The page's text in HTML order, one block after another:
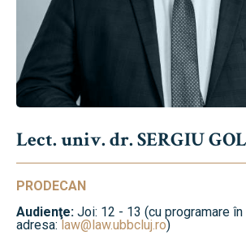
Lect. univ. dr. SERGIU
PRODECAN
Audienţe: Joi: 12 - 13 (cu programare
adresa:law@law.ubbcluj.ro)